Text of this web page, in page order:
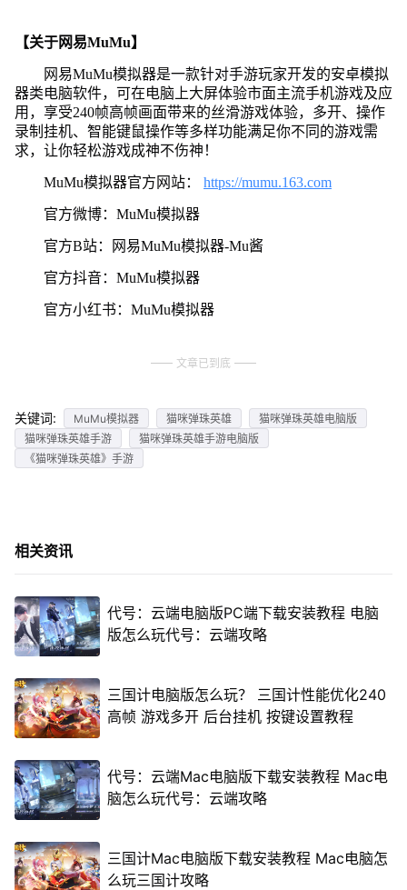
【关于网易MuMu】
网易MuMu模拟器是一款针对手游玩家开发的安卓模拟
器类电脑软件，可在电脑上大屏体验市面主流手机游戏及应
用，享受240帧高帧画面带来的丝滑游戏体验，多开、操作
录制挂机、智能键鼠操作等多样功能满足你不同的游戏需
求，让你轻松游戏成神不伤神！
MuMu模拟器官方网站： https://mumu.163.com
官方微博：MuMu模拟器
官方B站：网易MuMu模拟器-Mu酱
官方抖音：MuMu模拟器
官方小红书：MuMu模拟器
文章已到底
关键词: MuMu模拟器 猫咪弹珠英雄
猫咪弹珠英雄电脑版
猫咪弹珠英雄手游
猫咪弹珠英雄手游电脑版
《猫咪弹珠英雄》手游
相关资讯
代号：云端电脑版PC端下载安装教程 电脑
版怎么玩代号：云端攻略
三国计电脑版怎么玩？ 三国计性能优化240
高帧 游戏多开 后台挂机 按键设置教程
代号：云端Mac电脑版下载安装教程 Mac电
脑怎么玩代号：云端攻略
三国计Mac电脑版下载安装教程 Mac电脑怎
么玩三国计攻略